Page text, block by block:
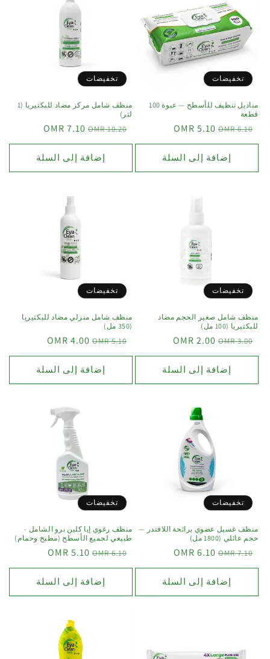
تخفيضات
منظف شامل مركز مضاد للبكتيريا (1
لتر)
10.20 OMR
7.10 OMR
إضافة إلى السلة
تخفيضات
مناديل تنظيف للأسطح — عبوة 100
قطعة
6.10 OMR
5.10 OMR
إضافة إلى السلة
تخفيضات
منظف شامل منزلي مضاد للبكتيريا
(350 مل)
5.10 OMR
4.00 OMR
إضافة إلى السلة
تخفيضات
منظف شامل صغير الحجم مضاد
للبكتيريا (100 مل)
3.00 OMR
2.00 OMR
إضافة إلى السلة
تخفيضات
منظف رغوي إيا كلين برو الشامل -
طبيعي لجميع الأسطح (مطبخ وحمام)
6.10 OMR
5.10 OMR
إضافة إلى السلة
تخفيضات
منظف غسيل عضوي برائحة اللافندر —
حجم عائلي (1800 مل)
7.10 OMR
6.10 OMR
إضافة إلى السلة